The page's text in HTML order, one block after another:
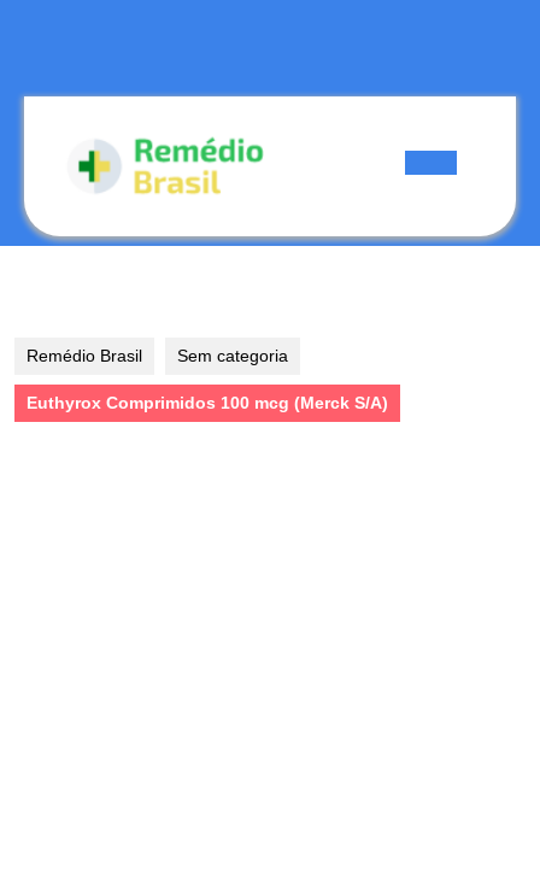
Remédio Brasil Sem categoria
Euthyrox Comprimidos 100 mcg (Merck S/A)